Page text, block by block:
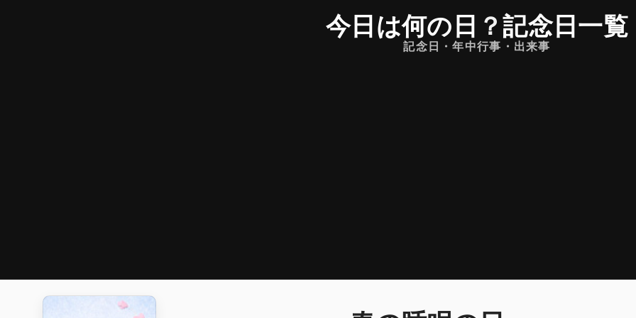
今日は何の日 ？記念日一覧
記念日・年中行事・出来事